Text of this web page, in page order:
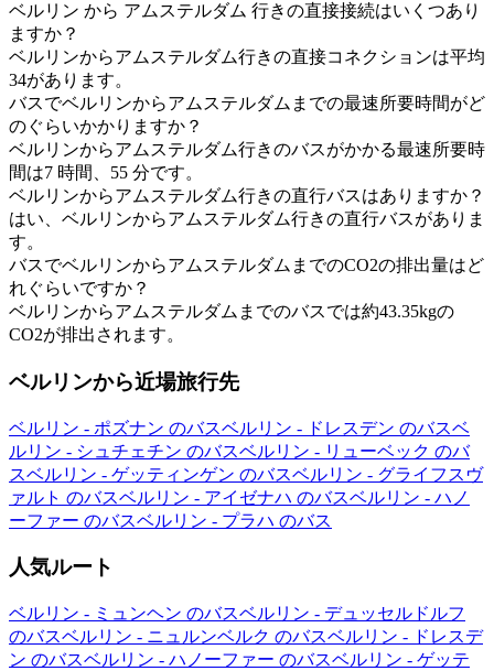
ベルリン から アムステルダム 行きの直接接続はいくつあり
ますか？
ベルリンからアムステルダム行きの直接コネクションは平均
34があります。
バスでベルリンからアムステルダムまでの最速所要時間がど
のぐらいかかりますか？
ベルリンからアムステルダム行きのバスがかかる最速所要時
間は7 時間、55 分です。
ベルリンからアムステルダム行きの直行バスはありますか？
はい、ベルリンからアムステルダム行きの直行バスがありま
す。
バスでベルリンからアムステルダムまでのCO2の排出量はど
れぐらいですか？
ベルリンからアムステルダムまでのバスでは約43.35kgの
CO2が排出されます。
ベルリンから近場旅行先
ベルリン - ポズナン のバスベルリン - ドレスデン のバスベ
ルリン - シュチェチン のバスベルリン - リューベック のバ
スベルリン - ゲッティンゲン のバスベルリン - グライフスヴ
ァルト のバスベルリン - アイゼナハ のバスベルリン - ハノ
ーファー のバスベルリン - プラハ のバス
人気ルート
ベルリン - ミュンヘン のバスベルリン - デュッセルドルフ
のバスベルリン - ニュルンベルク のバスベルリン - ドレスデ
ン のバスベルリン - ハノーファー のバスベルリン - ゲッテ